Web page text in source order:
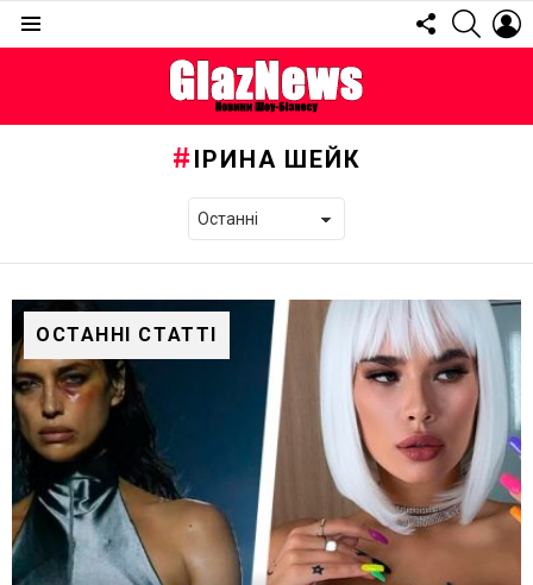
FOLLOW
US
ІРИНА ШЕЙК
ОСТАННІ СТАТТІ